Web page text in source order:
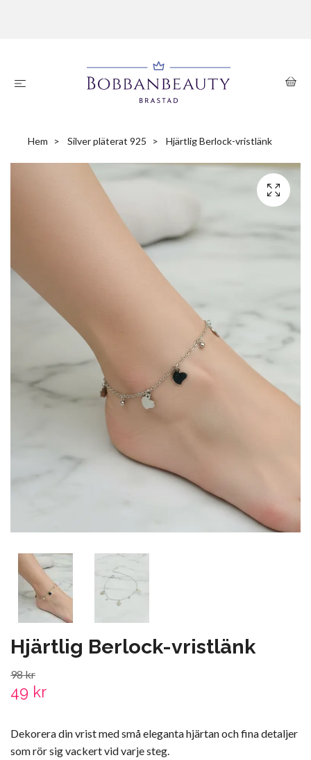
Hem Silver pläterat 925 Hjärtlig Berlock-vristlänk
Hjärtlig Berlock-vristlänk
98 kr
49 kr
Dekorera din vrist med små eleganta hjärtan och fina detaljer
som rör sig vackert vid varje steg.